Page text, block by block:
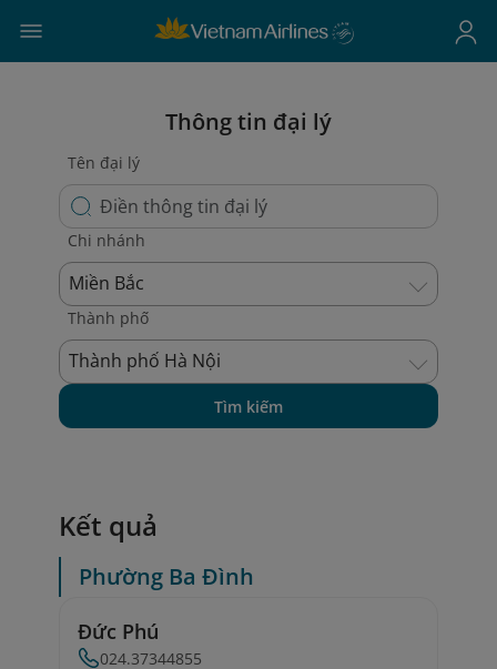
Thông tin đại lý
Tên đại lý
Chi nhánh
Miền Bắc
Thành phố
Thành phố Hà Nội
Tìm kiếm
Kết quả
Phường Ba Đình
Đức Phú
024.37344855